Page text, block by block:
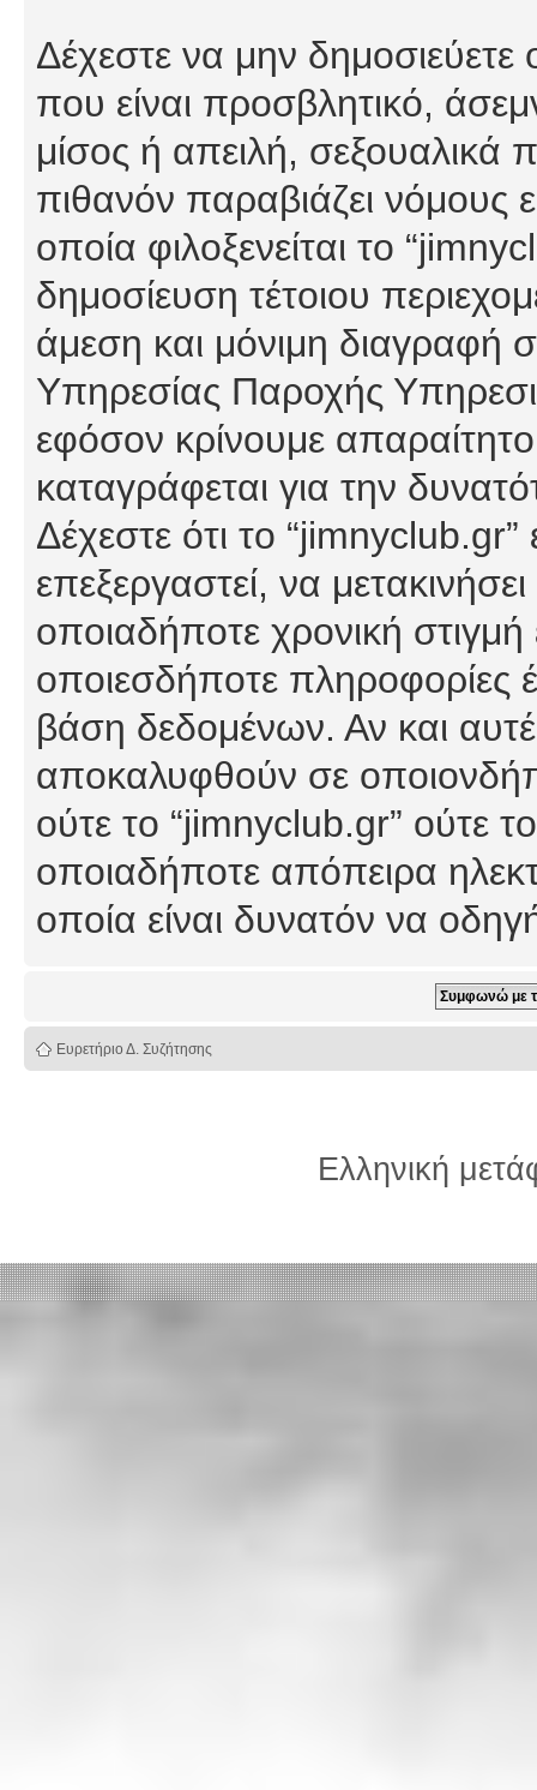
Δέχεστε να μην
που είναι προσβλητικό,
μίσος ή απειλή, σεξουαλικά
πιθανόν παραβιάζει νόμους
οποία φιλοξενείται το
δημοσίευση τέτοιου
άμεση και μόνιμη διαγραφή
Υπηρεσίας Παροχής
εφόσον κρίνουμε
καταγράφεται για την
Δέχεστε ότι το
επεξεργαστεί, να
οποιαδήποτε χρονική στιγμή
οποιεσδήποτε πληροφορίες
βάση δεδομένων. Αν και
αποκαλυφθούν σε
ούτε το “jimnyclub.gr” ούτε
οποιαδήποτε απόπειρα
οποία είναι δυνατόν να
Ευρετήριο Δ. Συζήτησης
Ελληνική